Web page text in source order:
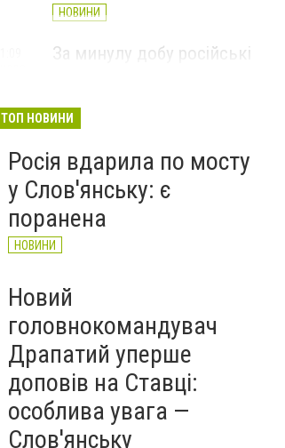
НОВИНИ
За минулу добу російські
великої війни: 6 серпня
ТОП НОВИНИ
Росія вдарила по мосту
у Слов'янську: є
поранена
НОВИНИ
Новий
головнокомандувач
Драпатий уперше
доповів на Ставці:
особлива увага —
Слов'янську